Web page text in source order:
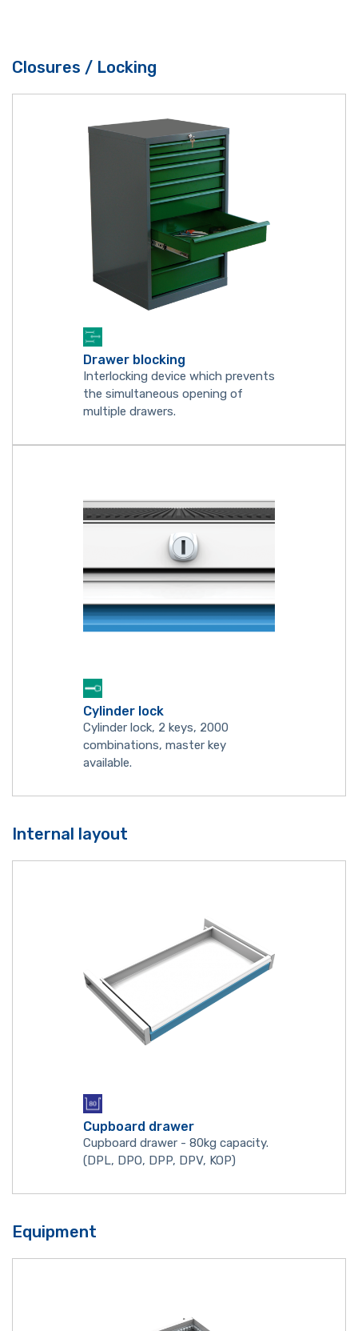
Closures / Locking
Drawer blocking
Interlocking device which prevents
the simultaneous opening of
multiple drawers.
Cylinder lock
Cylinder lock, 2 keys, 2000
combinations, master key
available.
Internal layout
Cupboard drawer
Cupboard drawer - 80kg capacity.
(DPL, DPO, DPP, DPV, KOP)
Equipment